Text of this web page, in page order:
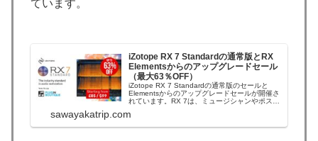
ています。
iZotope RX 7 Standardの通常版とRX
Elementsからのアップグレードセール
（最大63％OFF）
iZotope RX 7 Standardの通常版のセールと
Elementsからのアップグレードセールが開催さ
れています。RX 7は、ミュージシャンやポスト
オーディオ修復ツールです。損傷したノイズの
sawayakatrip.com